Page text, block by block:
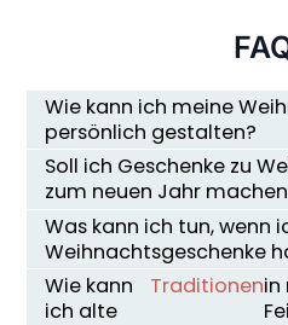
Wie kann ich meine
persönlich gestalten?
Soll ich Geschenke zu
zum neuen Jahr
Was kann ich tun, wenn
Weihnachtsgeschenke
Wie kann
ich alte
Traditionenin